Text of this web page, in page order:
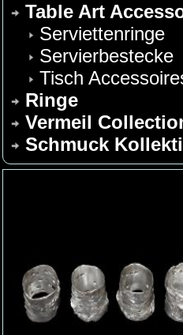
Table Art
Serviettenringe
Servierbestecke
Tisch
Ringe
Vermeil
Schmuck